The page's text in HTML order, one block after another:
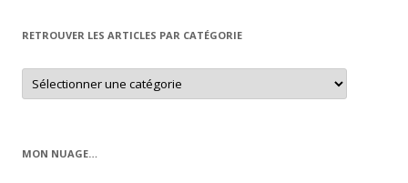
RETROUVER LES ARTICLES PAR CATÉGORIE
Retrouver
les
articles
MON NUAGE…